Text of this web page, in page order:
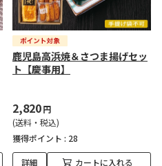
鹿児島高浜焼＆さつま揚げセッ
ト【慶事用】
2,820円
(送料・税込)
獲得ポイント : 28
詳細 カートに入れる